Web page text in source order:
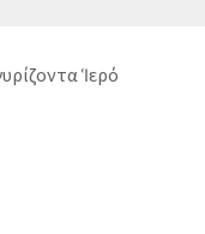
Ἱερό